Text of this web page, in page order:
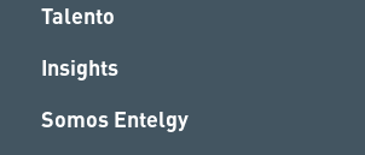
Talento
Insights
Somos Entelgy